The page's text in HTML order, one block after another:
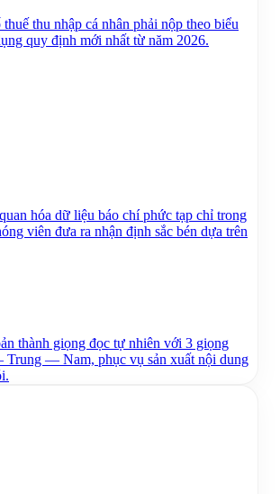
thu nhập cá nhân phải nộp theo biểu
quy định mới nhất từ năm 2026.
hóa dữ liệu báo chí phức tạp chỉ trong
viên đưa ra nhận định sắc bén dựa trên
thành giọng đọc tự nhiên với 3 giọng
— Nam, phục vụ sản xuất nội dung